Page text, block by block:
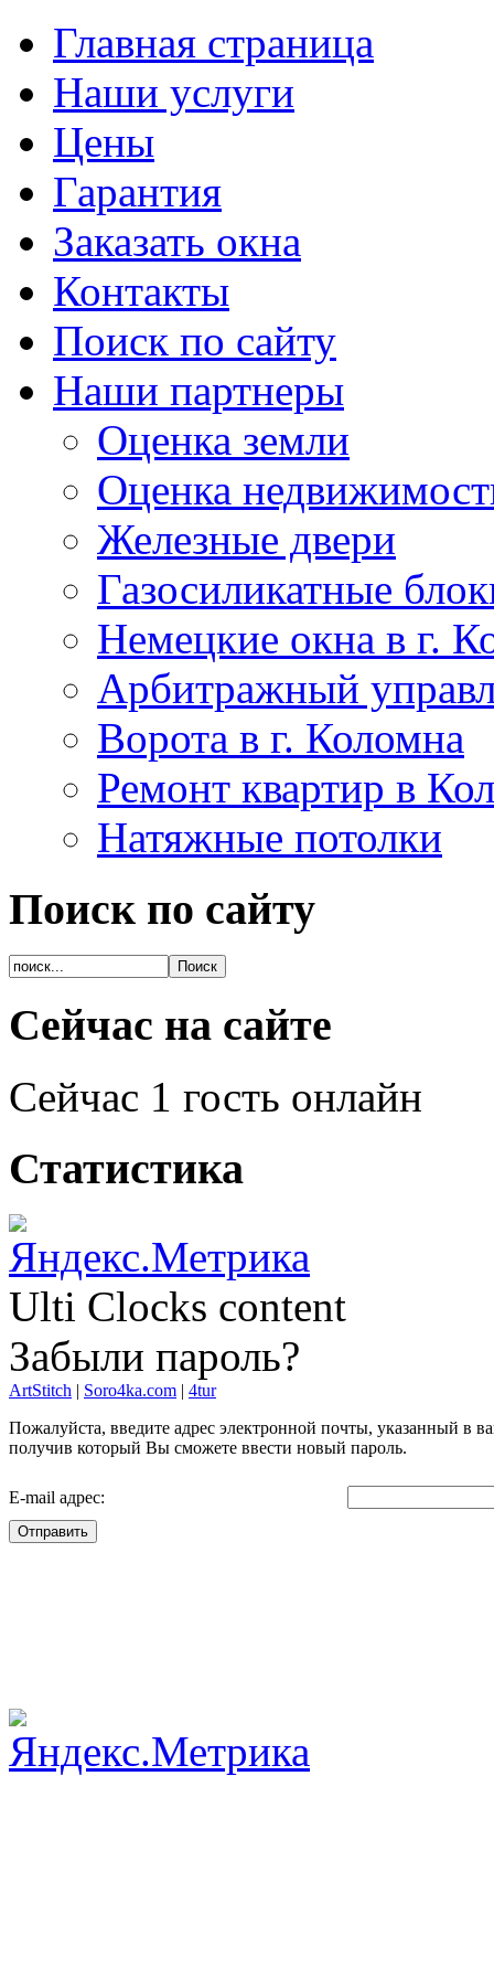
Главная страница
Наши услуги
Цены
Гарантия
Заказать окна
Контакты
Поиск по сайту
Наши партнеры
Оценка земли
Оценка
Железные двери
Газосиликатные
Немецкие окна в г.
Арбитражный
Ворота в г. Коломна
Ремонт квартир в
Натяжные потолки
Поиск по сайту
Сейчас на сайте
Сейчас 1 гость онлайн
Статистика
Ulti Clocks content
Забыли пароль?
ArtStitch | Soro4ka.com | 4tur
Пожалуйста, введите адрес электронной почты, указанный в
получив который Вы сможете ввести новый пароль.
E-mail адрес:
Отправить